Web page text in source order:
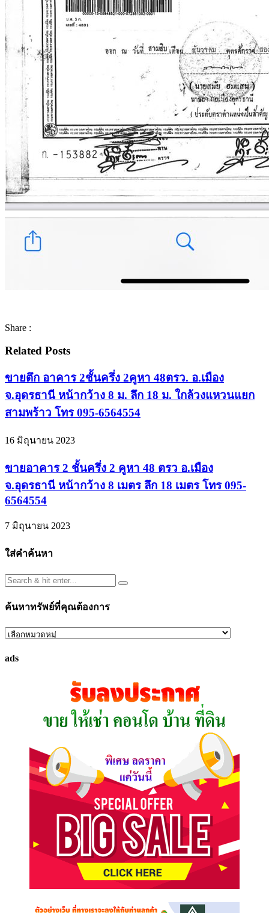
Share :
Related Posts
ขายตึก อาคาร 2ชั้นครึ่ง 2คูหา 48ตรว. อ.เมือง
จ.อุดรธานี หน้ากว้าง 8 ม. ลึก 18 ม. ใกล้วงแหวนแยก
สามพร้าว โทร 095-6564554
16 มิถุนายน 2023
ขายอาคาร 2 ชั้นครึ่ง 2 คูหา 48 ตรว อ.เมือง
จ.อุดรธานี หน้ากว้าง 8 เมตร ลึก 18 เมตร โทร 095-
6564554
7 มิถุนายน 2023
ใส่คำค้นหา
ค้นหาทรัพย์ที่คุณต้องการ
ค้นหา
ที่
ads